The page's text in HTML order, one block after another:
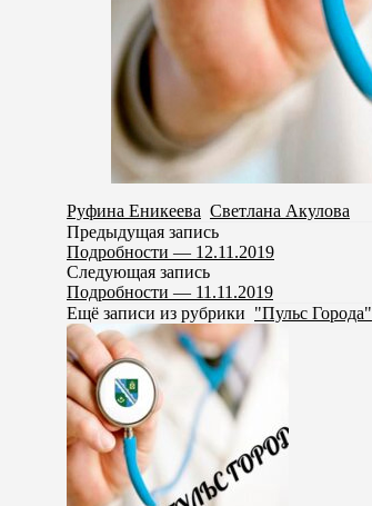
Руфина Еникеева Светлана Акулова
Предыдущая запись
Подробности — 12.11.2019
Следующая запись
Подробности — 11.11.2019
Ещё записи из рубрики "Пульс Города"